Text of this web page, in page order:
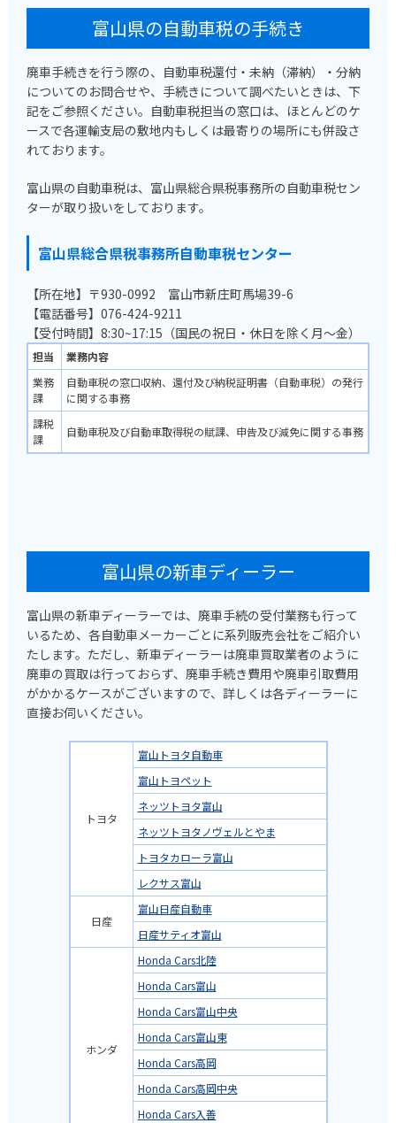
富山県の自動車税の手続き
廃車手続きを行う際の、自動車税還付・未納（滞納）・分納
についてのお問合せや、手続きについて調べたいときは、下
記をご参照ください。自動車税担当の窓口は、ほとんどのケ
ースで各運輸支局の敷地内もしくは最寄りの場所にも併設さ
れております。
富山県の自動車税は、富山県総合県税事務所の自動車税セン
ターが取り扱いをしております。
富山県総合県税事務所自動車税センター
【所在地】〒930-0992 富山市新庄町馬場39-6
【電話番号】076-424-9211
【受付時間】8:30~17:15（国民の祝日・休日を除く月～金）
担当
業務内容
業務
課
自動車税の窓口収納、還付及び納税証明書（自動車税）の発行
に関する事務
課税
課
自動車税及び自動車取得税の賦課、申告及び減免に関する事務
富山県の新車ディーラー
富山県の新車ディーラーでは、廃車手続の受付業務も行って
いるため、各自動車メーカーごとに系列販売会社をご紹介い
たします。ただし、新車ディーラーは廃車買取業者のように
廃車の買取は行っておらず、廃車手続き費用や廃車引取費用
がかかるケースがございますので、詳しくは各ディーラーに
直接お伺いください。
トヨタ
富山トヨタ自動車
富山トヨペット
ネッツトヨタ富山
ネッツトヨタノヴェルとやま
トヨタカローラ富山
レクサス富山
日産
富山日産自動車
日産サティオ富山
ホンダ
Honda Cars北陸
Honda Cars富山
Honda Cars富山中央
Honda Cars富山東
Honda Cars高岡
Honda Cars高岡中央
Honda Cars入善